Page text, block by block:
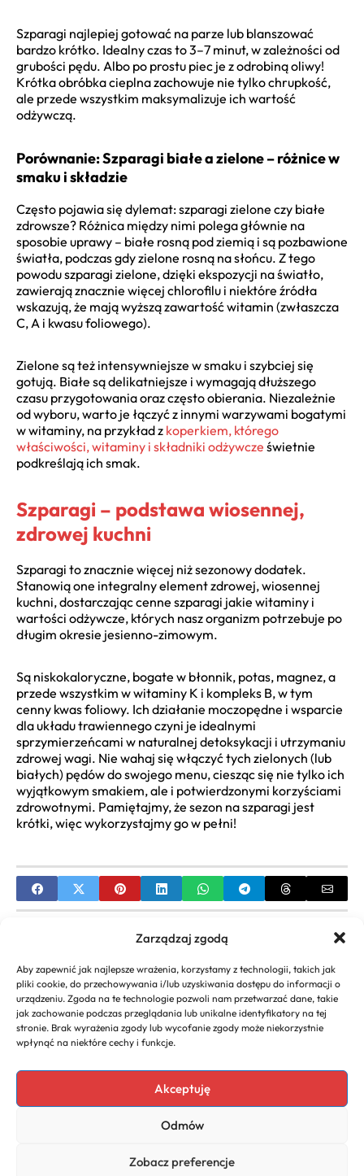
Zarządzaj zgodą
Aby zapewnić jak najlepsze wrażenia, korzystamy z technologii, takich jak
pliki cookie, do przechowywania i/lub uzyskiwania dostępu do informacji o
urządzeniu. Zgoda na te technologie pozwoli nam przetwarzać dane, takie
jak zachowanie podczas przeglądania lub unikalne identyfikatory na tej
stronie. Brak wyrażenia zgody lub wycofanie zgody może niekorzystnie
wpłynąć na niektóre cechy i funkcje.
Akceptuję
Odmów
Zobacz preferencje
Szparagi najlepiej gotować na parze lub blanszować
bardzo krótko. Idealny czas to 3–7 minut, w zależności od
grubości pędu. Albo po prostu piec je z odrobiną oliwy!
Krótka obróbka cieplna zachowuje nie tylko chrupkość,
ale przede wszystkim maksymalizuje ich wartość
odżywczą.
Porównanie: Szparagi białe a zielone – różnice w
smaku i składzie
Często pojawia się dylemat: szparagi zielone czy białe
zdrowsze? Różnica między nimi polega głównie na
sposobie uprawy – białe rosną pod ziemią i są pozbawione
światła, podczas gdy zielone rosną na słońcu. Z tego
powodu szparagi zielone, dzięki ekspozycji na światło,
zawierają znacznie więcej chlorofilu i niektóre źródła
wskazują, że mają wyższą zawartość witamin (zwłaszcza
C, A i kwasu foliowego).
Zielone są też intensywniejsze w smaku i szybciej się
gotują. Białe są delikatniejsze i wymagają dłuższego
czasu przygotowania oraz często obierania. Niezależnie
od wyboru, warto je łączyć z innymi warzywami bogatymi
w witaminy, na przykład z koperkiem, którego
właściwości, witaminy i składniki odżywcze świetnie
podkreślają ich smak.
Szparagi – podstawa wiosennej,
zdrowej kuchni
Szparagi to znacznie więcej niż sezonowy dodatek.
Stanowią one integralny element zdrowej, wiosennej
kuchni, dostarczając cenne szparagi jakie witaminy i
wartości odżywcze, których nasz organizm potrzebuje po
długim okresie jesienno-zimowym.
Są niskokaloryczne, bogate w błonnik, potas, magnez, a
przede wszystkim w witaminy K i kompleks B, w tym
cenny kwas foliowy. Ich działanie moczopędne i wsparcie
dla układu trawiennego czyni je idealnymi
sprzymierzeńcami w naturalnej detoksykacji i utrzymaniu
zdrowej wagi. Nie wahaj się włączyć tych zielonych (lub
białych) pędów do swojego menu, ciesząc się nie tylko ich
wyjątkowym smakiem, ale i potwierdzonymi korzyściami
zdrowotnymi. Pamiętajmy, że sezon na szparagi jest
krótki, więc wykorzystajmy go w pełni!
Tiamina – jak działa i gdzie jej szukać? Produkty
bogate w witaminę B1
NEXT
Pomidory: Witaminy, Składniki Mineralne i
Copyright 2026. All rights
Prywatności